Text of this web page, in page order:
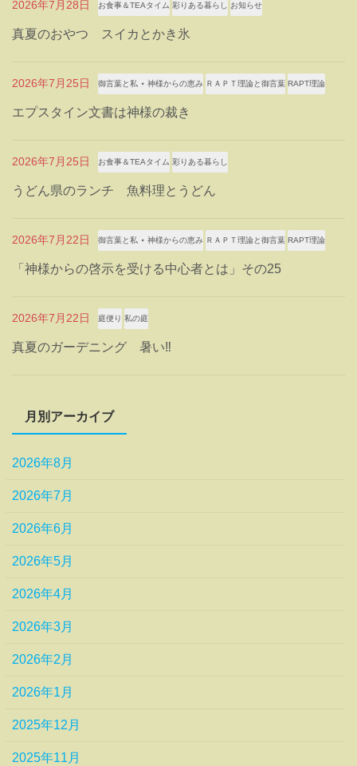
2026年7月28日 お食事＆TEAタイム 彩りある暮らし お知らせ
真夏のおやつ スイカとかき氷
2026年7月25日 御言葉と私 ⋆ 神様からの恵み ＲＡＰＴ理論と御言葉 RAPT理論
エプスタイン文書は神様の裁き
2026年7月25日 お食事＆TEAタイム 彩りある暮らし
うどん県のランチ 魚料理とうどん
2026年7月22日 御言葉と私 ⋆ 神様からの恵み ＲＡＰＴ理論と御言葉 RAPT理論
「神様からの啓示を受ける中心者とは」その25
2026年7月22日 庭便り 私の庭
真夏のガーデニング 暑い‼
月別アーカイブ
2026年8月
2026年7月
2026年6月
2026年5月
2026年4月
2026年3月
2026年2月
2026年1月
2025年12月
2025年11月